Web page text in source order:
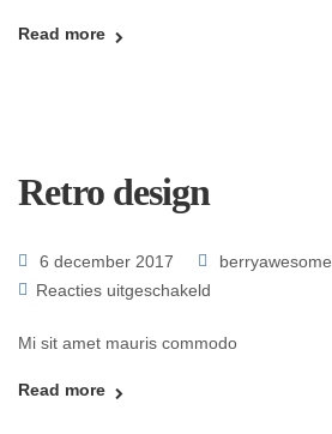
Read more
Retro design
6 december 2017
berryawesome
Reacties uitgeschakeld
Mi sit amet mauris commodo
Read more